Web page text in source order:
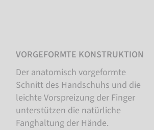
VORGEFORMTE KONSTRUKTION
Der anatomisch vorgeformte
Schnitt des Handschuhs und die
leichte Vorspreizung der Finger
unterstützen die natürliche
Fanghaltung der Hände.